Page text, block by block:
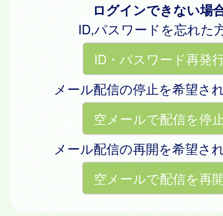
ログインできない場
ID,パスワードを忘れた
ID・パスワード再発
メール配信の停止を希望さ
空メールで配信を停
メール配信の再開を希望さ
空メールで配信を再